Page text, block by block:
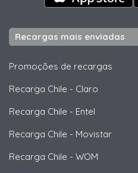
Recargas mais enviadas
Promoções de recargas
Recarga Chile - Claro
Recarga Chile - Entel
Recarga Chile - Movistar
Recarga Chile - WOM